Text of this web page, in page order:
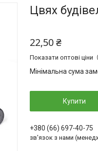
Цвях
22,50 ₴
Показати оптові ціни
Мінімальна сума
Купити
+380 (66) 697-40-75
зв'язок з нами